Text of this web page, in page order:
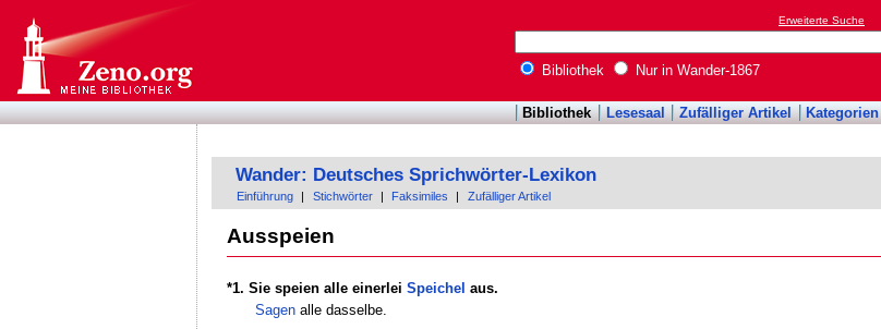
Erweiterte Suche
Bibliothek Nur in Wander-1867
Bibliothek Lesesaal Zufälliger Artikel Kategorien
Wander: Deutsches Sprichwörter-Lexikon
Einführung Stichwörter Faksimiles Zufälliger Artikel
Ausspeien
*1. Sie speien alle einerlei Speichel aus.
Sagen alle dasselbe.